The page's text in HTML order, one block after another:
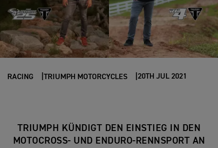
RACING TRIUMPH MOTORCYCLES 20TH JUL 2021
TRIUMPH KÜNDIGT DEN EINSTIEG IN DEN
MOTOCROSS- UND ENDURO-RENNSPORT AN